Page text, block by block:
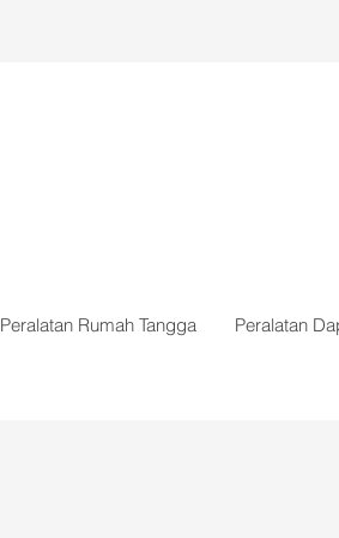
Peralatan Rumah Tangga Peralatan